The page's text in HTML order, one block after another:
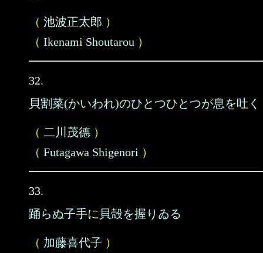
（ 池波正太郎 ）
（ Ikenami Shoutarou ）
32.
貝割菜(かいわれ)のひとつひとつが息を吐く
（ 二川茂德 ）
（ Futagawa Shigenori ）
33.
踊らぬ子手に貝殻を握りゐる
（ 加藤喜代子 ）